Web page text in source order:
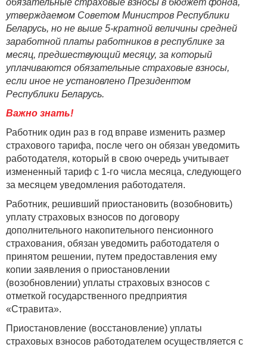
утверждаемом Советом Министров Республики
Беларусь, но не выше 5-кратной величины средней
заработной платы работников в республике за
месяц, предшествующий месяцу, за который
уплачиваются обязательные страховые взносы,
если иное не установлено Президентом
Республики Беларусь.
Важно знать!
Работник один раз в год вправе изменить размер
страхового тарифа, после чего он обязан уведомить
работодателя, который в свою очередь учитывает
измененный тариф с 1-го числа месяца, следующего
за месяцем уведомления работодателя.
Работник, решивший приостановить (возобновить)
уплату страховых взносов по договору
дополнительного накопительного пенсионного
страхования, обязан уведомить работодателя о
принятом решении, путем предоставления ему
копии заявления о приостановлении
(возобновлении) уплаты страховых взносов с
отметкой государственного предприятия
«Стравита».
Приостановление (восстановление) уплаты
страховых взносов работодателем осуществляется с